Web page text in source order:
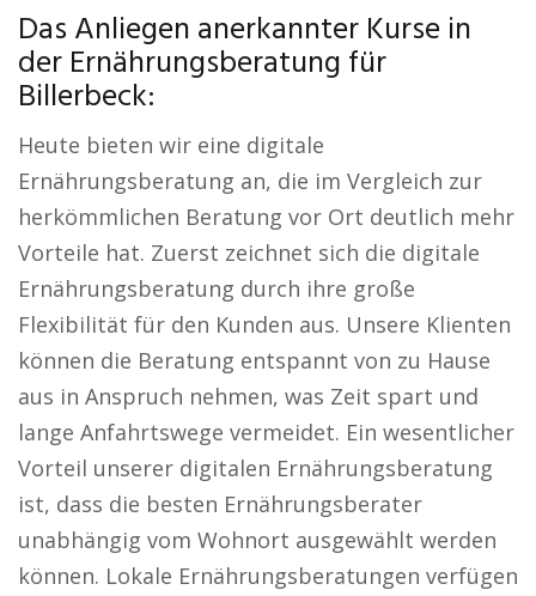
Das Anliegen anerkannter Kurse in
der Ernährungsberatung für
Billerbeck:
Heute bieten wir eine digitale
Ernährungsberatung an, die im Vergleich zur
herkömmlichen Beratung vor Ort deutlich mehr
Vorteile hat. Zuerst zeichnet sich die digitale
Ernährungsberatung durch ihre große
Flexibilität für den Kunden aus. Unsere Klienten
können die Beratung entspannt von zu Hause
aus in Anspruch nehmen, was Zeit spart und
lange Anfahrtswege vermeidet. Ein wesentlicher
Vorteil unserer digitalen Ernährungsberatung
ist, dass die besten Ernährungsberater
unabhängig vom Wohnort ausgewählt werden
können. Lokale Ernährungsberatungen verfügen